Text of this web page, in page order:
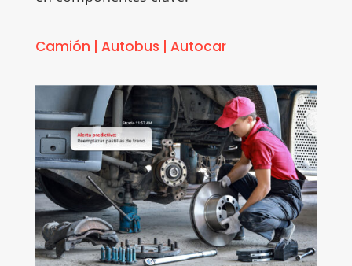
Camión | Autobus | Autocar